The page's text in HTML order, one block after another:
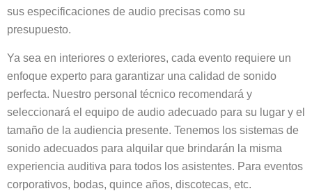
sus especificaciones de audio precisas como su
presupuesto.
Ya sea en interiores o exteriores, cada evento requiere un
enfoque experto para garantizar una calidad de sonido
perfecta. Nuestro personal técnico recomendará y
seleccionará el equipo de audio adecuado para su lugar y el
tamaño de la audiencia presente. Tenemos los sistemas de
sonido adecuados para alquilar que brindarán la misma
experiencia auditiva para todos los asistentes. Para eventos
corporativos, bodas, quince años, discotecas, etc.